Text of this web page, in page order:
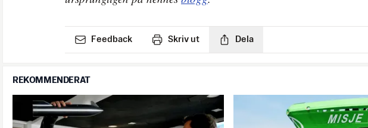
Feedback Skriv ut Dela
REKOMMENDERAT